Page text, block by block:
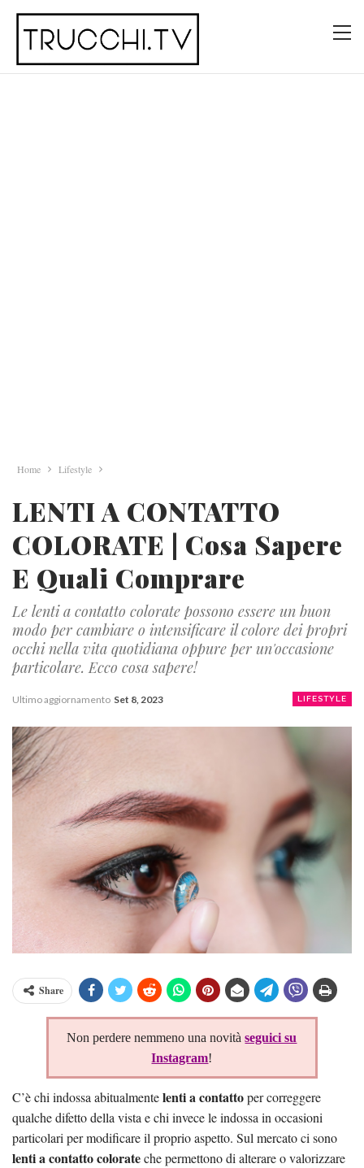
Home Lifestyle
LENTI A CONTATTO
COLORATE | Cosa Sapere
E Quali Comprare
Le lenti a contatto colorate possono essere un buon
modo per cambiare o intensificare il colore dei propri
occhi nella vita quotidiana oppure per un'occasione
particolare. Ecco cosa sapere!
LIFESTYLE
Ultimo aggiornamento Set 8, 2023
Share
Non perdere nemmeno una novitàseguici su
Instagram!
C’è chi indossa abitualmentelenti a contattoper correggere
qualche difetto della vista e chi invece le indossa in occasioni
particolari per modificare il proprio aspetto. Sul mercato ci sono
lenti a contatto colorateche permettono di alterare o valorizzare